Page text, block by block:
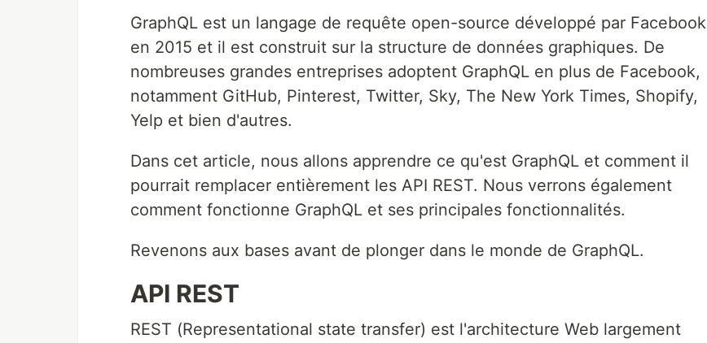
GraphQL est un langage de requête open-source développé par Facebook
en 2015 et il est construit sur la structure de données graphiques. De
nombreuses grandes entreprises adoptent GraphQL en plus de Facebook,
notamment GitHub, Pinterest, Twitter, Sky, The New York Times, Shopify,
Yelp et bien d'autres.
Dans cet article, nous allons apprendre ce qu'est GraphQL et comment il
pourrait remplacer entièrement les API REST. Nous verrons également
comment fonctionne GraphQL et ses principales fonctionnalités.
Revenons aux bases avant de plonger dans le monde de GraphQL.
API REST
REST (Representational state transfer) est l'architecture Web largement